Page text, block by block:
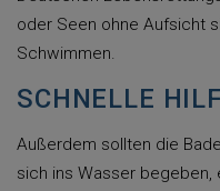
oder Seen ohne Aufsicht
Schwimmen.
SCHNELLE
Außerdem sollten die
sich ins Wasser